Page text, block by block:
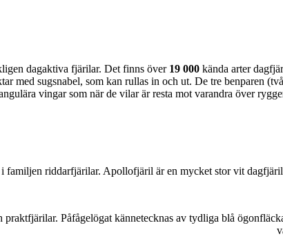
dagaktiva fjärilar. Det finns över 19 000 kända arter
med sugsnabel, som kan rullas in och ut. De tre benparen
vingar som när de vilar är resta mot varandra över
familjen riddarfjärilar. Apollofjäril är en mycket stor vit
praktfjärilar. Påfågelögat kännetecknas av tydliga blå